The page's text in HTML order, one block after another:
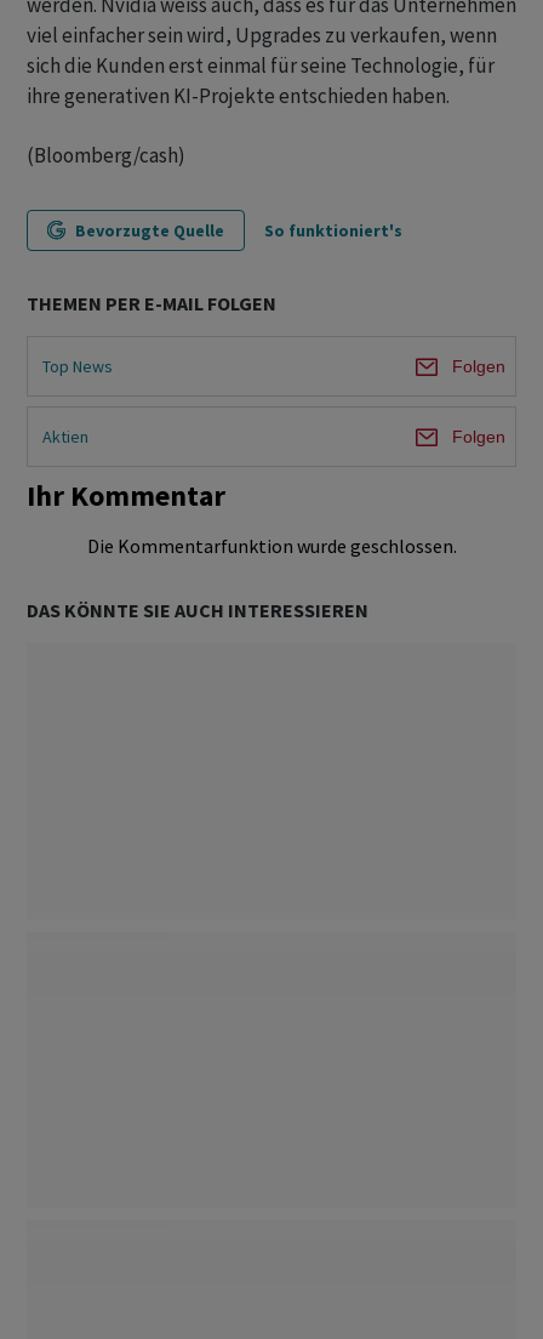
werden. Nvidia weiss auch, dass es für das Unternehmen
viel einfacher sein wird, Upgrades zu verkaufen, wenn
sich die Kunden erst einmal für seine Technologie, für
ihre generativen KI-Projekte entschieden haben.
(Bloomberg/cash)
Bevorzugte Quelle So funktioniert's
THEMEN PER E-MAIL FOLGEN
Top News Folgen
Aktien Folgen
Ihr Kommentar
Die Kommentarfunktion wurde geschlossen.
DAS KÖNNTE SIE AUCH INTERESSIEREN